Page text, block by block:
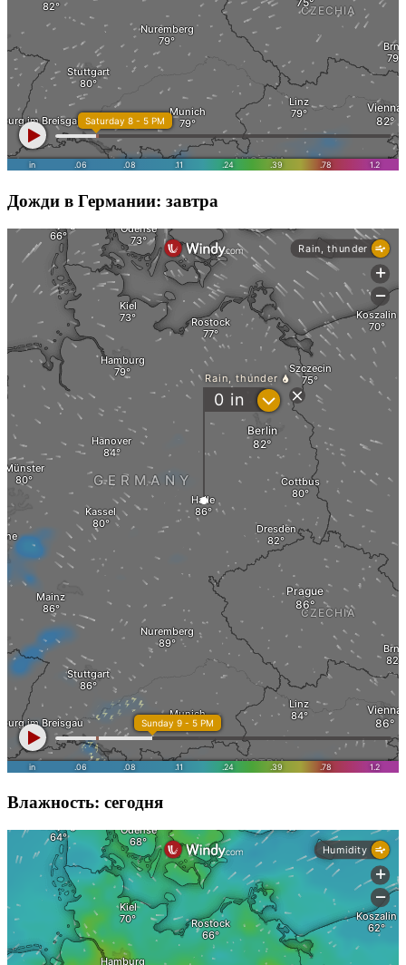
Дожди в Германии: завтра
Влажность: сегодня